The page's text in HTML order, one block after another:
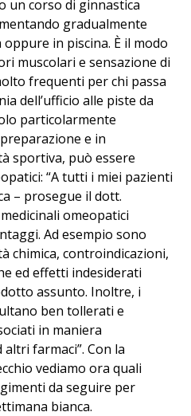
un corso di ginnastica
gradualmente
in piscina. È il modo
muscolari e sensazione di
frequenti per chi passa
dell’ufficio alle piste da
particolarmente
e in
sportiva, può essere
“A tutti i miei pazienti
– prosegue il dott.
omeopatici
Ad esempio sono
chimica, controindicazioni,
ed effetti indesiderati
assunto. Inoltre, i
ben tollerati e
in maniera
farmaci”. Con la
vediamo ora quali
da seguire per
bianca.